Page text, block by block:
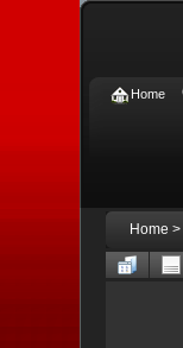
Home
Home >